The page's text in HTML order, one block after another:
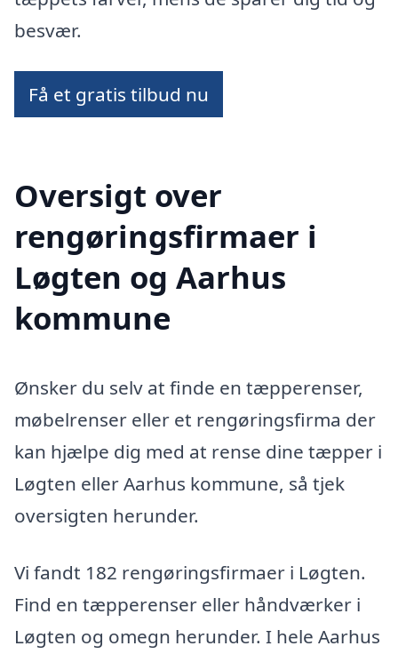
besvær.
Få et gratis tilbud nu
Oversigt over
rengøringsfirmaer i
Løgten og Aarhus
kommune
Ønsker du selv at finde en tæpperenser,
møbelrenser eller et rengøringsfirma der
kan hjælpe dig med at rense dine tæpper i
Løgten eller Aarhus kommune, så tjek
oversigten herunder.
Vi fandt 182 rengøringsfirmaer i Løgten.
Find en tæpperenser eller håndværker i
Løgten og omegn herunder. I hele Aarhus